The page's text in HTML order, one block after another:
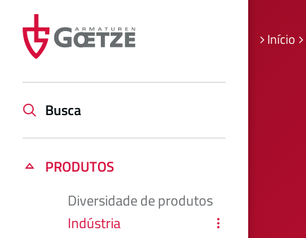
PRODUTOS
Diversidade de produtos
Indústria
Busca
Início